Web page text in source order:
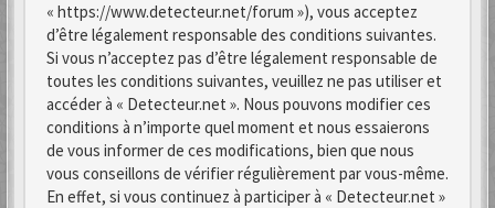
« https://www.detecteur.net/forum »), vous acceptez
d’être légalement responsable des conditions suivantes.
Si vous n’acceptez pas d’être légalement responsable de
toutes les conditions suivantes, veuillez ne pas utiliser et
accéder à « Detecteur.net ». Nous pouvons modifier ces
conditions à n’importe quel moment et nous essaierons
de vous informer de ces modifications, bien que nous
vous conseillons de vérifier régulièrement par vous-même.
En effet, si vous continuez à participer à « Detecteur.net »